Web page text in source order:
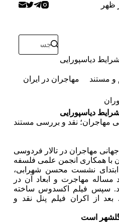
دیاسپورایی
و مستند مهاجران در ایران
دیاسپورایی
مهاجران؛ نقد و بررسی مستند
جهانی مهاجران در تالار فردوسی
با همکاری انجمن علمی فلسفه
ابتدای نشست محسن شهرابی،
مساله مهاجرت و ابعاد آن در
کرد. سپس فیلم اکسدوس ساخته
از اکران فیلم پنل نقد و
است